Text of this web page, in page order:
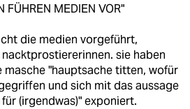
FÜHREN MEDIEN VOR"
die medien vorgeführt,
sie haben
masche "hauptsache titten, wofür
und sich mit das aussage
(irgendwas)" exponiert.